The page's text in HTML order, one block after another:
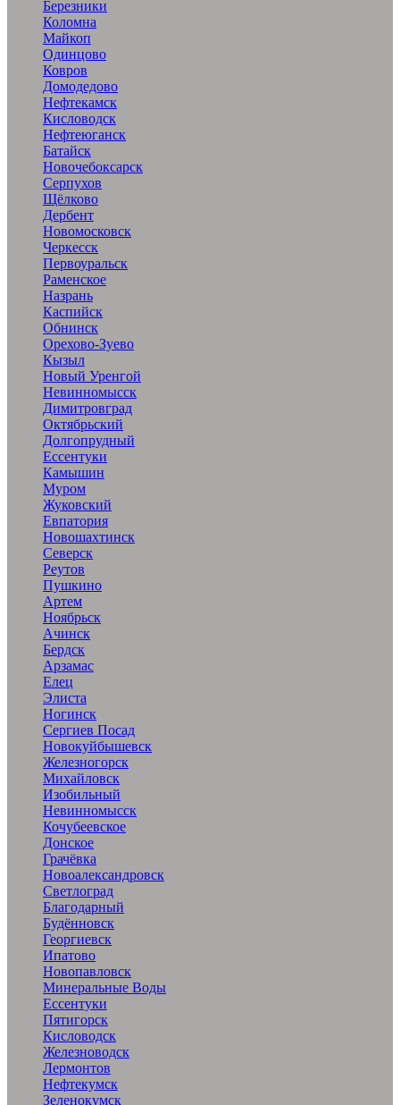
Березники
Коломна
Майкоп
Одинцово
Ковров
Домодедово
Нефтекамск
Кисловодск
Нефтеюганск
Батайск
Новочебоксарск
Серпухов
Щёлково
Дербент
Новомосковск
Черкесск
Первоуральск
Раменское
Назрань
Каспийск
Обнинск
Орехово-Зуево
Кызыл
Новый Уренгой
Невинномысск
Димитровград
Октябрьский
Долгопрудный
Ессентуки
Камышин
Муром
Жуковский
Евпатория
Новошахтинск
Северск
Реутов
Пушкино
Артем
Ноябрьск
Ачинск
Бердск
Арзамас
Елец
Элиста
Ногинск
Сергиев Посад
Новокуйбышевск
Железногорск
Михайловск
Изобильный
Невинномысск
Кочубеевское
Донское
Грачёвка
Новоалександровск
Светлоград
Благодарный
Будённовск
Георгиевск
Ипатово
Новопавловск
Минеральные Воды
Ессентуки
Пятигорск
Кисловодск
Железноводск
Лермонтов
Нефтекумск
Зеленокумск